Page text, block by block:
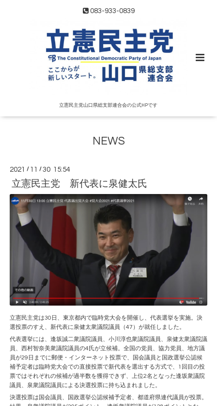
083-933-0839
立憲民主党山口県総支部連合会の公式HPです
NEWS
2021 / 11 /30 15:54
立憲民主党 新代表に泉健太氏
立憲民主党は30日、東京都内で臨時党大会を開催し、代表選挙を実施。決
選投票のすえ、新代表に泉健太衆議院議員（47）が就任しました。
代表選挙には、逢坂誠二衆議院議員、小川淳也衆議院議員、泉健太衆議院議
員、西村智奈美衆議院議員の4氏が立候補。全国の党員、協力党員、地方議
員が29日までに郵便・インターネット投票で、国会議員と国政選挙公認候
補予定者は臨時党大会での直接投票で新代表を選出する方式で、1回目の投
票ではそれぞれの候補が過半数を獲得できず、上位2名となった逢坂衆議院
議員、泉衆議院議員による決選投票に持ち込まれました。
決選投票は国会議員、国政選挙公認候補予定者、都道府県連代議員が投票。